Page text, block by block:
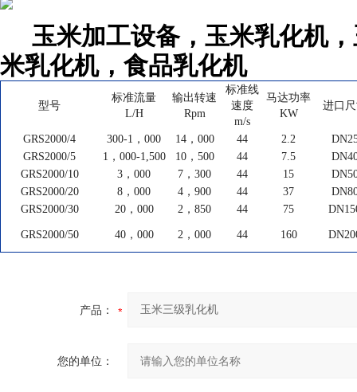
玉米加工设备，玉米乳化机，
米乳化机，食品乳化机
型号
标准流量
L/H
输出转速
Rpm
标准线
速度
m/s
马达功率
KW
进口
GRS2000/4 300-1，000 14，000 44 2.2
GRS2000/5
1，000-1,500 10，500 44 7.5
GRS2000/10
3，000 7，300 44 15
GRS2000/20
8，000 4，900 44 37
GRS2000/30
20，000 2，850 44 75
GRS2000/50 40，000 2，000 44 160
产品：
您的单位：